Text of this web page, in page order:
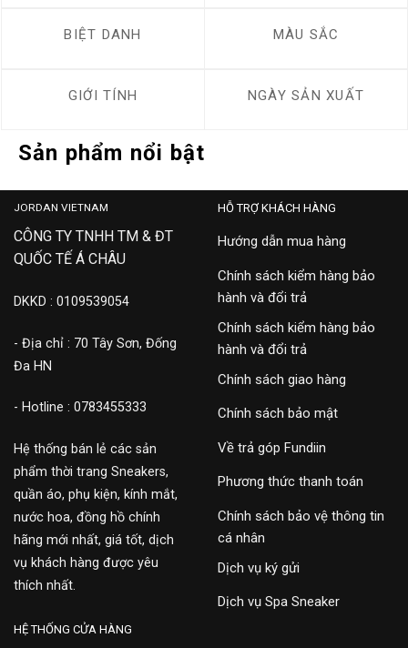
BIỆT DANH MÀU SẮC
GIỚI TÍNH NGÀY SẢN XUẤT
Sản phẩm nổi bật
JORDAN VIETNAM
CÔNG TY TNHH TM & ĐT
QUỐC TẾ Á CHÂU
DKKD : 0109539054
- Địa chỉ : 70 Tây Sơn, Đống
Đa HN
- Hotline : 0783455333
Hệ thống bán lẻ các sản
phẩm thời trang Sneakers,
quần áo, phụ kiện, kính mắt,
nước hoa, đồng hồ chính
hãng mới nhất, giá tốt, dịch
vụ khách hàng được yêu
thích nhất.
HỖ TRỢ KHÁCH HÀNG
Hướng dẫn mua hàng
Chính sách kiểm hàng bảo
hành và đổi trả
Chính sách kiểm hàng bảo
hành và đổi trả
Chính sách giao hàng
Chính sách bảo mật
Về trả góp Fundiin
Phương thức thanh toán
Chính sách bảo vệ thông tin
cá nhân
Dịch vụ ký gửi
Dịch vụ Spa Sneaker
HỆ THỐNG CỬA HÀNG